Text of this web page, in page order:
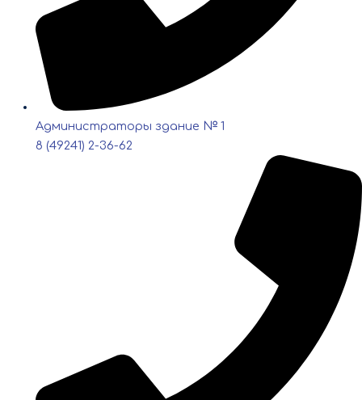
Администраторы здание № 1
8 (49241) 2-36-62